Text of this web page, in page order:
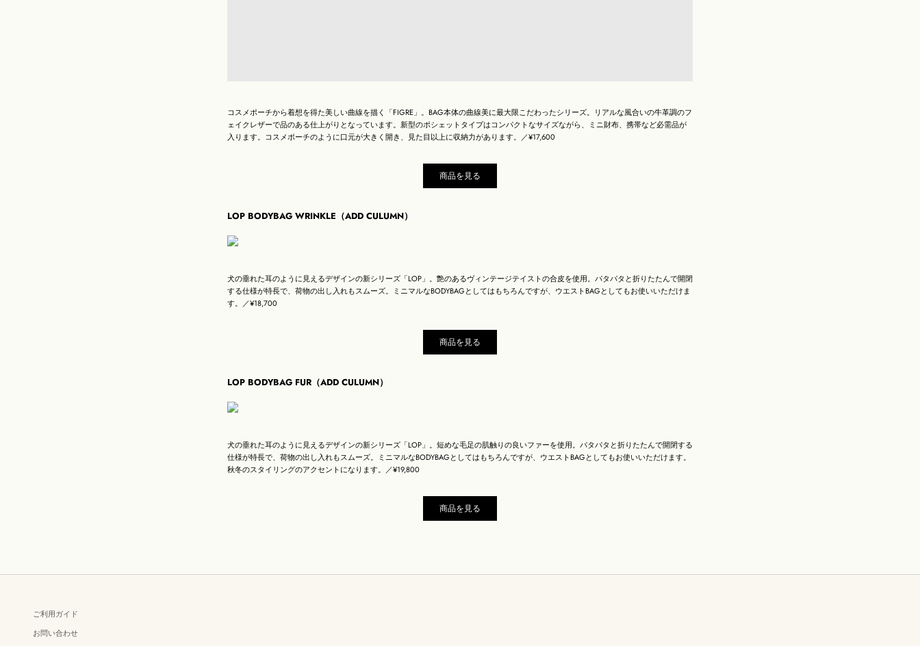
コスメポーチから着想を得た美しい曲線を描く「FIGRE」。BAG本体の曲線美に最大限こだわったシリーズ。リアルな風合いの牛革調のフ
ェイクレザーで品のある仕上がりとなっています。新型のポシェットタイプはコンパクトなサイズながら、ミニ財布、携帯など必需品が
入ります。コスメポーチのように口元が大きく開き、見た目以上に収納力があります。／¥17,600
商品を見る
LOP BODYBAG WRINKLE（ADD CULUMN）
犬の垂れた耳のように見えるデザインの新シリーズ「LOP」。艶のあるヴィンテージテイストの合皮を使用。パタパタと折りたたんで開閉
する仕様が特長で、荷物の出し入れもスムーズ。ミニマルなBODYBAGとしてはもちろんですが、ウエストBAGとしてもお使いいただけま
す。／¥18,700
商品を見る
LOP BODYBAG FUR（ADD CULUMN）
犬の垂れた耳のように見えるデザインの新シリーズ「LOP」。短めな毛足の肌触りの良いファーを使用。パタパタと折りたたんで開閉する
仕様が特長で、荷物の出し入れもスムーズ。ミニマルなBODYBAGとしてはもちろんですが、ウエストBAGとしてもお使いいただけます。
秋冬のスタイリングのアクセントになります。／¥19,800
商品を見る
ご利用ガイド
お問い合わせ